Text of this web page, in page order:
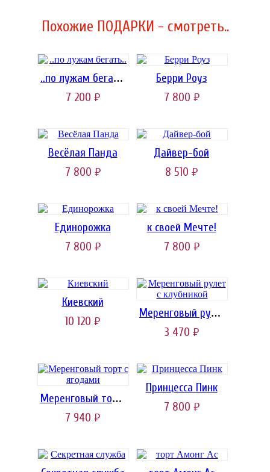
Похожие ПОДАРКИ - смотреть..
..по лужам бегать..
7 200 руб.
Берри Роуз
7 800 руб.
Весёлая Панда
7 800 руб.
Дайвер-бой
8 510 руб.
Единорожка
7 800 руб.
к своей Мечте!
7 800 руб.
Киевский
10 120 руб.
Меренговый рулет с клубникой
3 470 руб.
Меренговый торт с ягодами
7 940 руб.
Принцесса Пинк
7 800 руб.